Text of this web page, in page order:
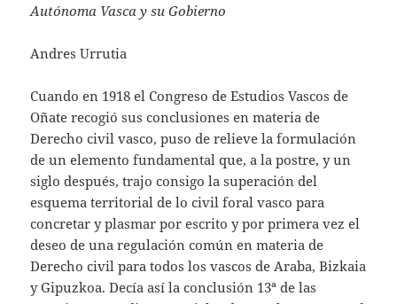
Autónoma Vasca y su Gobierno
Andres Urrutia
Cuando en 1918 el Congreso de Estudios Vascos de
Oñate recogió sus conclusiones en materia de
Derecho civil vasco, puso de relieve la formulación
de un elemento fundamental que, a la postre, y un
siglo después, trajo consigo la superación del
esquema territorial de lo civil foral vasco para
concretar y plasmar por escrito y por primera vez el
deseo de una regulación común en materia de
Derecho civil para todos los vascos de Araba, Bizkaia
y Gipuzkoa. Decía así la conclusión 13ª de las